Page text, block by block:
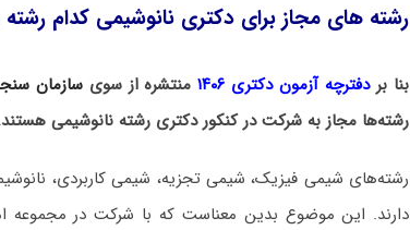
رشته های مجاز برای دکتری نانوشیمی کدام
بنا بردفترچه آزمون دکتری ۱۴۰۶ منتشره از سویسازمان
رشته‌ها مجاز به شرکت در کنکور دکتری رشته نانوشیمی